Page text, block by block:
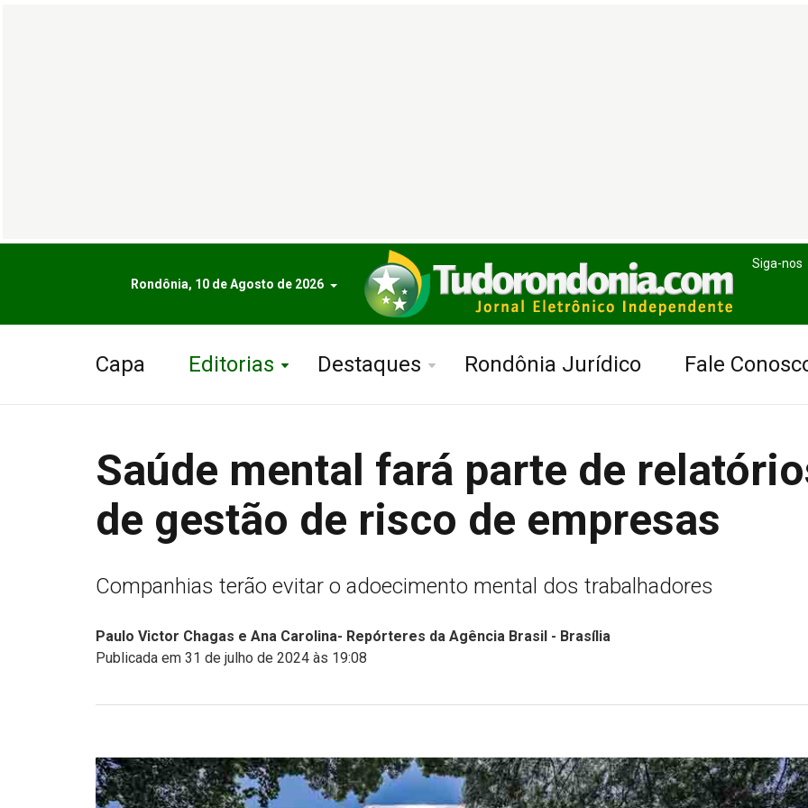
Rondônia, 10 de Agosto de 2026
Siga-nos
Capa Editorias Destaques Rondônia Jurídico Fale
Saúde mental fará parte de
de gestão de risco de empresas
Companhias terão evitar o adoecimento mental dos trabalhadores
Paulo Victor Chagas e Ana Carolina- Repórteres da Agência Brasil - Brasília
Publicada em 31 de julho de 2024 às 19:08